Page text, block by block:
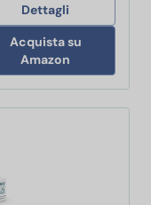
Dettagli
Acquista su
Amazon